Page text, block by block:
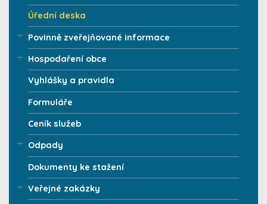
Úřední deska
Povinně zveřejňované informace
Hospodaření obce
Vyhlášky a pravidla
Formuláře
Ceník služeb
Odpady
Dokumenty ke stažení
Veřejné zakázky